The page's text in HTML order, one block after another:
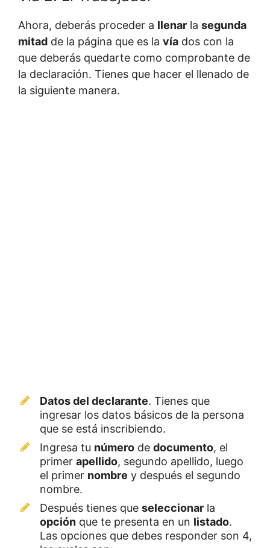
Ahora, deberás proceder a llenar la segunda
mitad de la página que es la vía dos con la
que deberás quedarte como comprobante de
la declaración. Tienes que hacer el llenado de
la siguiente manera.
Datos del declarante. Tienes que
ingresar los datos básicos de la persona
que se está inscribiendo.
Ingresa tu número de documento, el
primer apellido, segundo apellido, luego
el primer nombre y después el segundo
nombre.
Después tienes que seleccionar la
opción que te presenta en un listado.
Las opciones que debes responder son 4,